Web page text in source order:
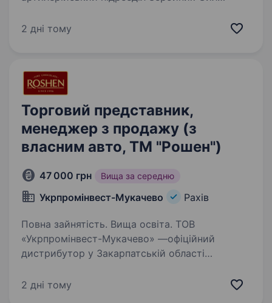
найсучаснішими методами, підтримуючи один
2 дні тому
Торговий представник,
менеджер з продажу (з
власним авто, ТМ "Рошен")
47 000 грн Вища за середню
Укрпромінвест-Мукачево Рахів
Повна зайнятість. Вища освіта. ТОВ
«Укрпромінвест-Мукачево» —офіційний
дистрибутор у Закарпатській області
національного ринку кондитерських виробів.
2 дні тому